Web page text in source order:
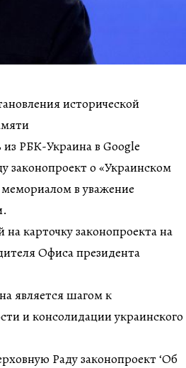
исторической
РБК-Украина в Google
законопроект о «Украинском
в уважение
карточку законопроекта на
Офиса президента
является шагом к
и консолидации украинского
Раду законопроект ‘Об